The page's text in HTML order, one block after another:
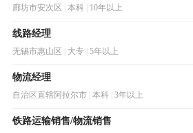
廊坊市安次区 本科 10年以上
线路经理
无锡市惠山区 大专 5年以上
物流经理
自治区直辖阿拉尔市 本科 3年以上
铁路运输销售/物流销售